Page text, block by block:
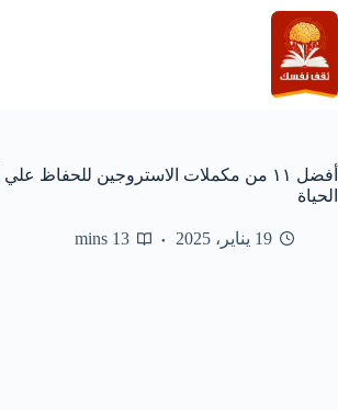
التجاوز
إلى
المحتوى
أفضل ١١ من مكملات الاستروجين للحفاظ
الحياة
19 يناير، 2025 13 mins